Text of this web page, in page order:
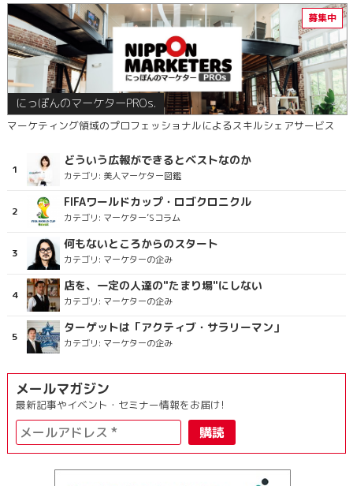
にっぽんのマーケターPROs.
マーケティング領域のプロフェッショナルによるスキルシェアサービス
どういう広報ができるとベストなのか
カテゴリ: 美人マーケター図鑑
FIFAワールドカップ・ロゴクロニクル
カテゴリ: マーケター’Sコラム
何もないところからのスタート
カテゴリ: マーケターの企み
店を、一定の人達の"たまり場"にしない
カテゴリ: マーケターの企み
ターゲットは「アクティブ・サラリーマン」
カテゴリ: マーケターの企み
メールマガジン
最新記事やイベント・セミナー情報をお届け!